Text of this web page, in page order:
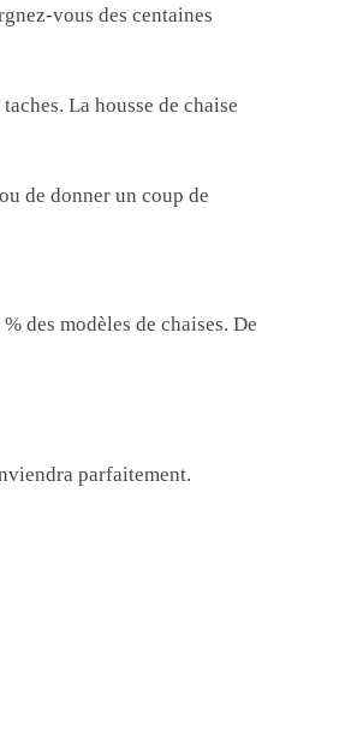
vous des centaines
La housse de chaise
de donner un coup de
des modèles de chaises. De
parfaitement.